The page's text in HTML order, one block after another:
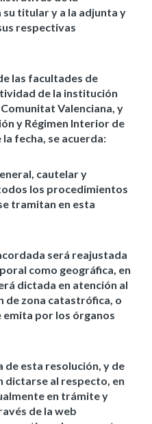
titular y a la adjunta y
respectivas
las facultades de
de la institución
Valenciana, y
y Régimen Interior de
fecha, se acuerda:
cautelar y
los procedimientos
tramitan en esta
será reajustada
como geográfica, en
dictada en atención al
de zona catastrófica, o
por los órganos
de esta resolución, y de
dictarse al respecto, en
en trámite y
de la web